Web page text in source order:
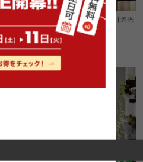
【100cm×200cm】Sera カーテン【遮光
2級】1枚入り
sold out
¥5,110